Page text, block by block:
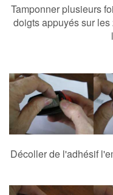
Tamponner plusieurs
doigts appuyés sur
Décoller de l'adhésif